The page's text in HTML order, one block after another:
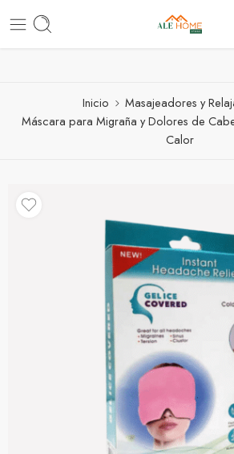
ventas@alehomestore.com (+51) 999
Inicio
Masajeadores y
Máscara para Migraña y Dolores de
Calor